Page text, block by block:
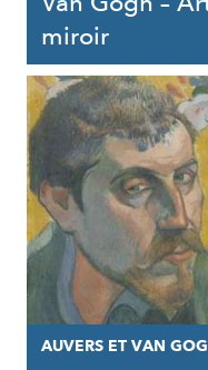
miroir
AUVERS ET VAN